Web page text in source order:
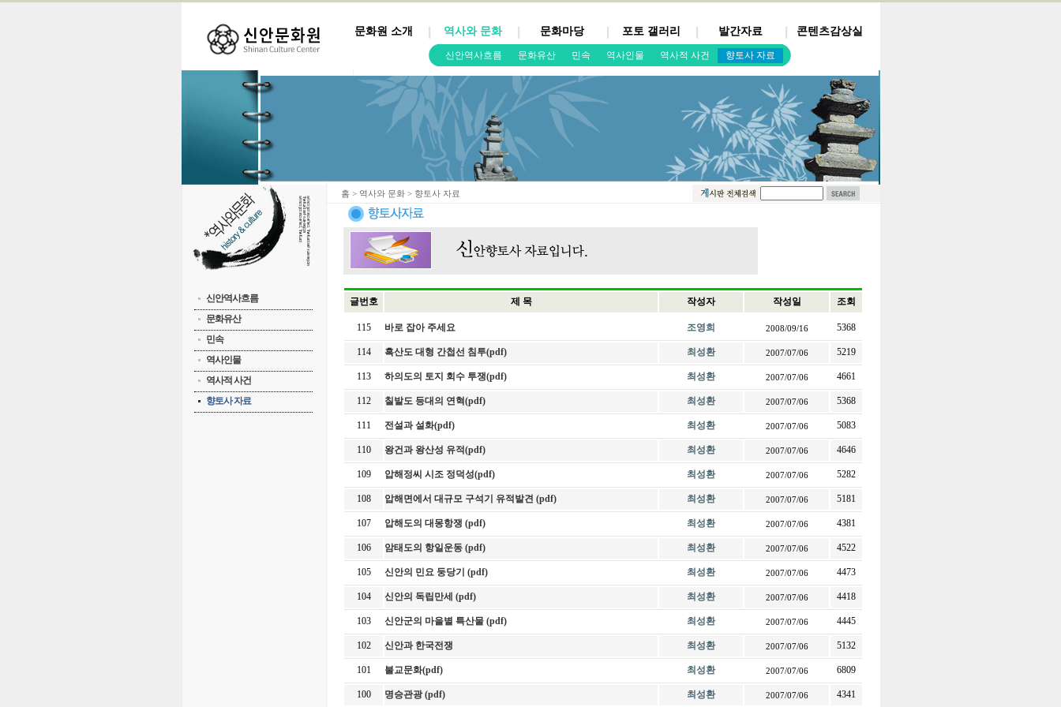
문화원 소개 역사와 문화
신안역사흐름 문화유산 민속 역사인물 역사적 사건 향토사 자료
문화마당 포토 갤러리 발간자료 콘텐츠감상실
신안역사흐름
문화유산
민속
역사인물
역사적 사건
향토사 자료
홈 > 역사와 문화 > 향토사 자료
글번호 제 목 작성자 작성일 조회
115 바로 잡아 주세요 조영희 2008/09/16 5368
114 흑산도 대형 간첩선 침투(pdf) 최성환 2007/07/06 5219
113 하의도의 토지 회수 투쟁(pdf) 최성환 2007/07/06 4661
112 칠발도 등대의 연혁(pdf) 최성환 2007/07/06 5368
111 전설과 설화(pdf) 최성환 2007/07/06 5083
110 왕건과 왕산성 유적(pdf) 최성환 2007/07/06 4646
109 압해정씨 시조 정덕성(pdf) 최성환 2007/07/06 5282
108 압해면에서 대규모 구석기 유적발견 (pdf) 최성환 2007/07/06 5181
107 압해도의 대몽항쟁 (pdf) 최성환 2007/07/06 4381
106 암태도의 항일운동 (pdf) 최성환 2007/07/06 4522
105 신안의 민요 둥당기 (pdf) 최성환 2007/07/06 4473
104 신안의 독립만세 (pdf) 최성환 2007/07/06 4418
103 신안군의 마을별 특산물 (pdf) 최성환 2007/07/06 4445
102 신안과 한국전쟁 최성환 2007/07/06 5132
101 불교문화(pdf) 최성환 2007/07/06 6809
100 명승관광 (pdf) 최성환 2007/07/06 4341